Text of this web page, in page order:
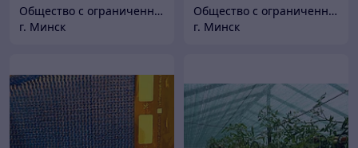
Общество с ограниченной ответственностью «Жилтехтрейд»
г. Минск
Общество с ограниченной ответственностью «Жилтехтрейд»
г. Минск